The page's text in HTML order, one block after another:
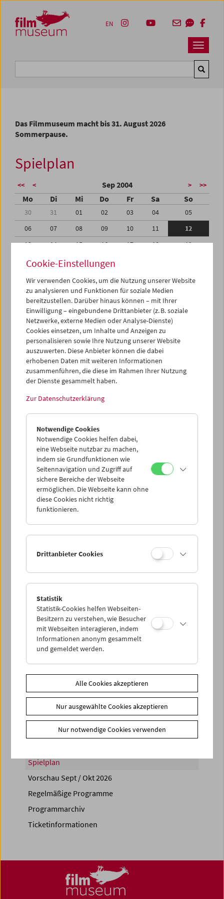
Zum Inhalt
Zum Hauptmenü
Zur Servicenavigation
Zum Suche
Navbar
EN
Das Filmmuseum macht bis 31. August 2026
Sommerpause.
Spielplan
<< < Sep 2004 > >>
Mo Di Mi Do Fr Sa So
30 31 01 02 03 04
05
06
07 08 09 10 11
12
13
14 15 16 17 18
19
20
21 22 23
27
29 01
03
04
05 06 07 08 09
iCalender
Programmheft-PDF
English language or subtitles
< Vorherige Woche
Mo 6.9.
Di 7.9.
Mi 8.9.
Do 9.9.
Sa 11.9.
PROGRAMM ÜBERBLICK
Share on
Spielplan
Vorschau Sept / Okt 2026
Regelmäßige Programme
Programmarchiv
Ticketinformationen
Cookie-Einstellungen
Wir verwenden Cookies, um die Nutzung unserer Website
zu analysieren und Funktionen für soziale Medien
bereitzustellen. Darüber hinaus können – mit Ihrer
Einwilligung – eingebundene Drittanbieter (z. B. soziale
Netzwerke, externe Medien oder Analyse-Dienste)
Cookies einsetzen, um Inhalte und Anzeigen zu
personalisieren sowie Ihre Nutzung unserer Website
auszuwerten. Diese Anbieter können die dabei
erhobenen Daten mit weiteren Informationen
zusammenführen, die diese im Rahmen Ihrer Nutzung
der Dienste gesammelt haben.
Zur Datenschutzerklärung
Notwendige Cookies
Notwendige Cookies helfen dabei,
eine Webseite nutzbar zu machen,
indem sie Grundfunktionen wie
Seitennavigation und Zugriff auf
sichere Bereiche der Webseite
ermöglichen. Die Webseite kann ohne
diese Cookies nicht richtig
funktionieren.
Drittanbieter Cookies
Statistik
Statistik-Cookies helfen Webseiten-
Besitzern zu verstehen, wie Besucher
mit Webseiten interagieren, indem
Informationen anonym gesammelt
und gemeldet werden.
Alle Cookies akzeptieren
Nur ausgewählte Cookies akzeptieren
Nur notwendige Cookies verwenden